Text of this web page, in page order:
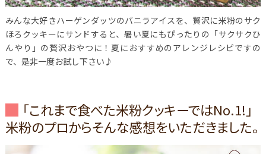
みんな大好きハーゲンダッツのバニラアイスを、贅沢に米粉のサク
ほろクッキーにサンドすると、暑い夏にもぴったりの「サクサクひ
んやり」の贅沢おやつに！ 夏におすすめのアレンジレシピですの
で、是非一度お試し下さい♪
「これまで食べた米粉クッキーではNo.1!」
米粉のプロからそんな感想をいただきました。